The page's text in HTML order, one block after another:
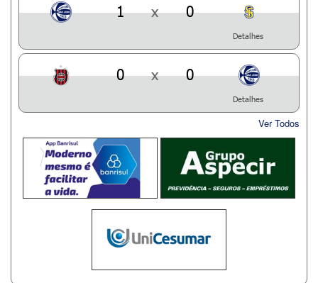
1 x 0
Detalhes
0 x 0
Detalhes
Ver Todos